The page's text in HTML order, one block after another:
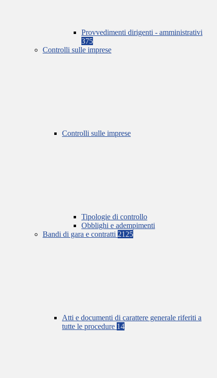
Provvedimenti dirigenti - amministrativi
375
Controlli sulle imprese
Controlli sulle imprese
Tipologie di controllo
Obblighi e adempimenti
Bandi di gara e contratti 2125
Atti e documenti di carattere generale riferiti a
tutte le procedure 14